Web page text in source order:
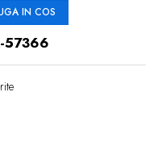
IN COS
57366